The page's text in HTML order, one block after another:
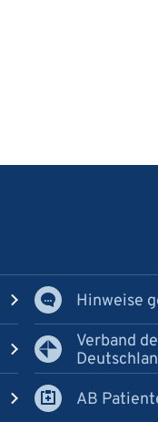
Hinweise
Verband
AB